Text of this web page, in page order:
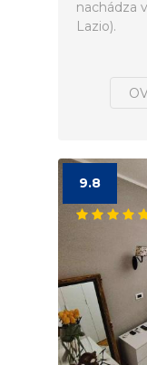
nachádza
Lazio).
9.8